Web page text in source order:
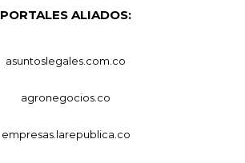
PORTALES ALIADOS:
asuntoslegales.com.co
agronegocios.co
empresas.larepublica.co